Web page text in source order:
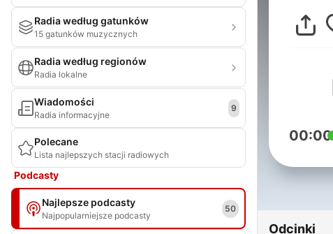
Radia według gatunków
15 gatunków muzycznych
Radia według regionów
Radia lokalne
Wiadomości
Radia informacyjne
9
Polecane
Lista najlepszych stacji radiowych
Podcasty
Najlepsze podcasty
Najpopularniejsze podcasty
50
00:00
Odcinki